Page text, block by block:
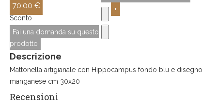
70,00 €
Sconto
Fai una domanda su questo
prodotto
Descrizione
Mattonella artigianale con Hippocampus fondo blu e disegno
manganese cm 30x20
Recensioni